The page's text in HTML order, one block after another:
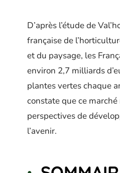
D’après l’étude de
française de
et du paysage, les
environ 2,7 milliards
plantes vertes chaque
constate que ce
perspectives de
l’avenir.